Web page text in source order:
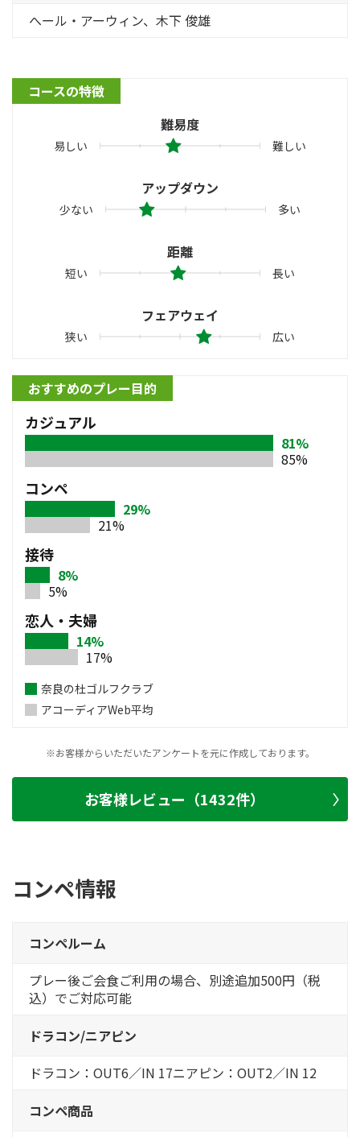
へール・アーウィン、木下 俊雄
コースの特徴
難易度
易しい 難しい
アップダウン
少ない 多い
距離
短い 長い
フェアウェイ
狭い 広い
おすすめのプレー目的
カジュアル
81%
85%
コンペ
29%
21%
接待
8%
5%
恋人・夫婦
14%
17%
奈良の杜ゴルフクラブ
アコーディアWeb平均
※お客様からいただいたアンケートを元に作成しております。
お客様レビュー（1432件）
コンペ情報
コンペルーム
プレー後ご会食ご利用の場合、別途追加500円（税
込）でご対応可能
ドラコン/ニアピン
ドラコン：OUT6／IN 17ニアピン：OUT2／IN 12
コンペ商品